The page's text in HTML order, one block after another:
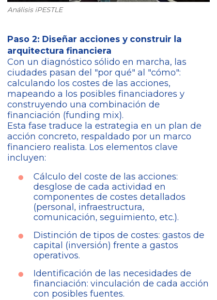
Análisis iPESTLE
Paso 2: Diseñar acciones y construir la
arquitectura financiera
Con un diagnóstico sólido en marcha, las
ciudades pasan del "por qué" al "cómo":
calculando los costes de las acciones,
mapeando a los posibles financiadores y
construyendo una combinación de
financiación (funding mix).
Esta fase traduce la estrategia en un plan de
acción concreto, respaldado por un marco
financiero realista. Los elementos clave
incluyen:
Cálculo del coste de las acciones:
desglose de cada actividad en
componentes de costes detallados
(personal, infraestructura,
comunicación, seguimiento, etc.).
Distinción de tipos de costes: gastos de
capital (inversión) frente a gastos
operativos.
Identificación de las necesidades de
financiación: vinculación de cada acción
con posibles fuentes.